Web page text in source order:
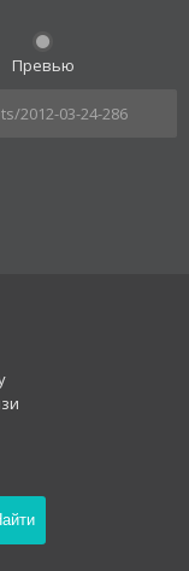
Превью